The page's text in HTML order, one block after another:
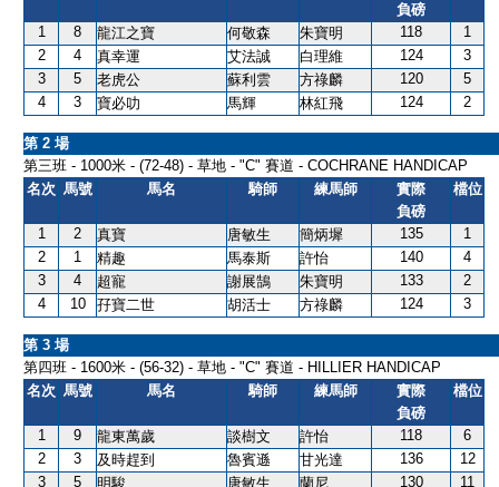
負磅
1 8 龍江之寶 何敬森 朱寶明 118
1
2
4 真幸運 艾法誠 白理維 124
3
3
5 老虎公 蘇利雲 方祿麟 120
5
4
3 寶必叻 馬輝 林紅飛 124 2
第 2 場
第三班 - 1000米 - (72-48) - 草地 - "C" 賽道 - COCHRANE HANDICAP
名次 馬號 馬名 騎師 練馬師
實際
負磅
檔位
1 2 真寶 唐敏生 簡炳墀 135
1
2
1 精趣 馬泰斯 許怡 140
4
3
4 超寵 謝展鵠 朱寶明 133
2
4
10 孖寶二世 胡活士 方祿麟 124 3
第 3 場
第四班 - 1600米 - (56-32) - 草地 - "C" 賽道 - HILLIER HANDICAP
名次 馬號 馬名 騎師 練馬師
實際
負磅
檔位
1 9 龍東萬歲 談樹文 許怡 118
6
2
3 及時趕到 魯賓遜 甘光達 136
12
3
5 明駿 唐敏生 蘭尼 130
11